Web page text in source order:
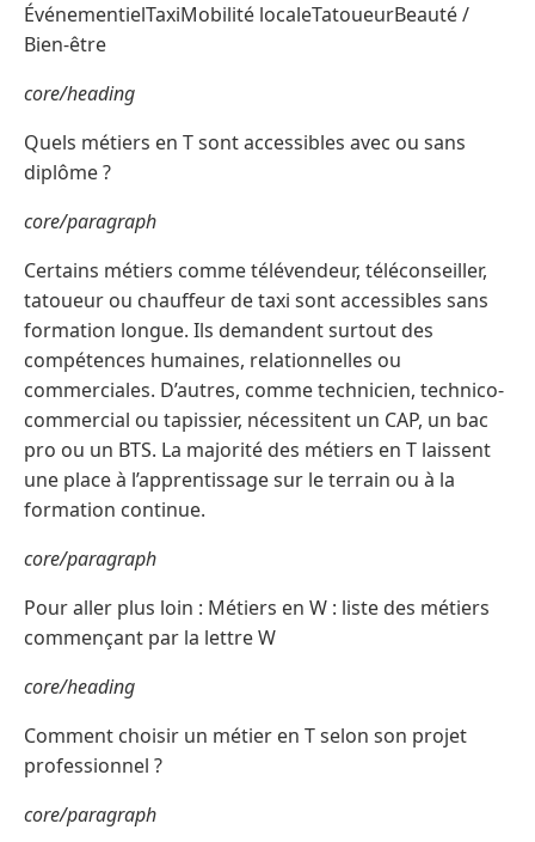
ÉvénementielTaxiMobilité localeTatoueurBeauté /
Bien-être
core/heading
Quels métiers en T sont accessibles avec ou sans
diplôme ?
core/paragraph
Certains métiers comme télévendeur, téléconseiller,
tatoueur ou chauffeur de taxi sont accessibles sans
formation longue. Ils demandent surtout des
compétences humaines, relationnelles ou
commerciales. D’autres, comme technicien, technico-
commercial ou tapissier, nécessitent un CAP, un bac
pro ou un BTS. La majorité des métiers en T laissent
une place à l’apprentissage sur le terrain ou à la
formation continue.
core/paragraph
Pour aller plus loin : Métiers en W : liste des métiers
commençant par la lettre W
core/heading
Comment choisir un métier en T selon son projet
professionnel ?
core/paragraph